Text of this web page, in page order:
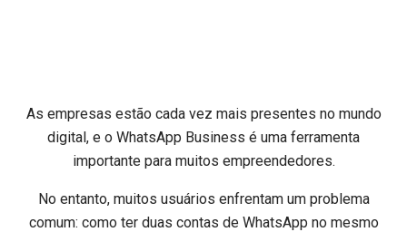
As empresas estão cada vez mais presentes no mundo
digital, e o WhatsApp Business é uma ferramenta
importante para muitos empreendedores.
No entanto, muitos usuários enfrentam um problema
comum: como ter duas contas de WhatsApp no mesmo